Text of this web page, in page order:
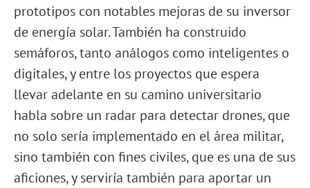
prototipos con notables mejoras de su inversor
de energía solar. También ha construido
semáforos, tanto análogos como inteligentes o
digitales, y entre los proyectos que espera
llevar adelante en su camino universitario
habla sobre un radar para detectar drones, que
no solo sería implementado en el área militar,
sino también con fines civiles, que es una de sus
aficiones, y serviría también para aportar un